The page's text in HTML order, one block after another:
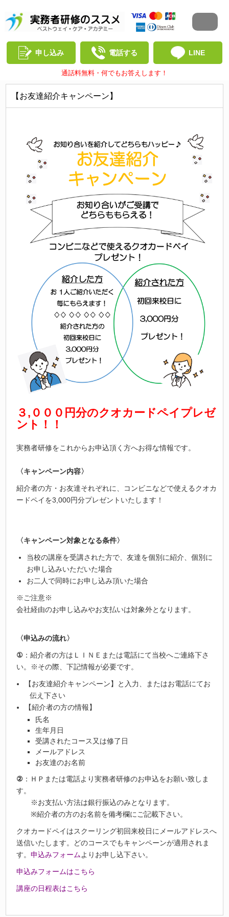
申し込み 電話する LINE
通話料無料・何でもお答えします！
【お友達紹介キャンペーン】
３,０００円分のクオカードペイプレゼ
ント！！
実務者研修をこれからお申込頂く方へお得な情報です。
〈キャンペーン内容〉
紹介者の方・お友達それぞれに、コンビニなどで使えるクオカ
ードペイを3,000円分プレゼントいたします！
〈キャンペーン対象となる条件〉
当校の講座を受講された方で、友達を個別に紹介、個別に
お申し込みいただいた場合
お二人で同時にお申し込み頂いた場合
※ご注意※
会社経由のお申し込みやお支払いは対象外となります。
〈申込みの流れ〉
① ：紹介者の方はＬＩＮＥまたは電話にて当校へご連絡下さ
い。※その際、下記情報が必要です。
【お友達紹介キャンペーン】と入力、またはお電話にてお
伝え下さい
【紹介者の方の情報】
氏名
生年月日
受講されたコース又は修了日
メールアドレス
お友達のお名前
② ：ＨＰまたは電話より実務者研修のお申込をお願い致しま
す。
※お支払い方法は銀行振込のみとなります。
※紹介者の方のお名前を備考欄にご記載下さい。
クオカードペイはスクーリング初回来校日にメールアドレスへ
送信いたします。どのコースでもキャンペーンが適用されま
す。申込みフォームよりお申し込下さい。
申込みフォームはこちら
講座の日程表はこちら